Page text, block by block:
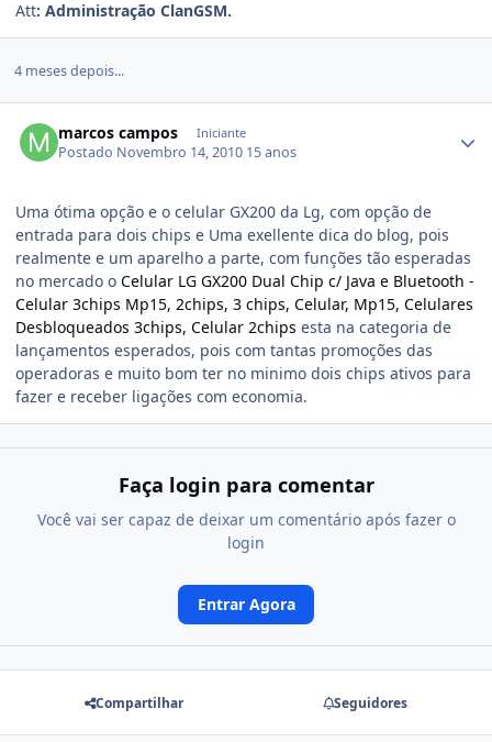
Att: Administração ClanGSM.
4 meses depois...
marcos campos Iniciante
Postado Novembro 14, 2010 15 anos
Uma ótima opção e o celular GX200 da Lg, com opção de
entrada para dois chips e Uma exellente dica do blog, pois
realmente e um aparelho a parte, com funções tão esperadas
no mercado o Celular LG GX200 Dual Chip c/ Java e Bluetooth -
Celular 3chips Mp15, 2chips, 3 chips, Celular, Mp15, Celulares
Desbloqueados 3chips, Celular 2chips esta na categoria de
lançamentos esperados, pois com tantas promoções das
operadoras e muito bom ter no minimo dois chips ativos para
fazer e receber ligações com economia.
Faça login para comentar
Você vai ser capaz de deixar um comentário após fazer o
login
Entrar Agora
Compartilhar Seguidores